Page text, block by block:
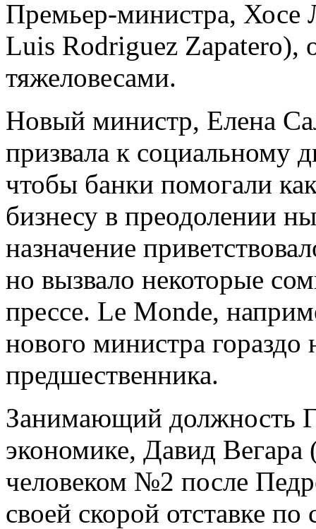
Премьер-министра, Хосе
Luis Rodriguez Zapatero),
тяжеловесами.
Новый министр, Елена
призвала к социальному
чтобы банки помогали
бизнесу в преодолении
назначение
но вызвало некоторые
прессе. Le Monde,
нового министра
предшественника.
Занимающий должность
экономике, Давид
человеком №2 после
своей скорой отставке